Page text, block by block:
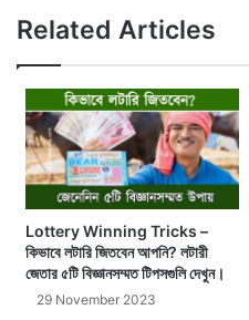
Related Articles
Lottery Winning Tricks –
কিভাবে লটারি জিতবেন আপনি? লটারী
জেতার ৫টি বিজ্ঞানসম্মত টিপসগুলি দেখুন।
29 November 2023